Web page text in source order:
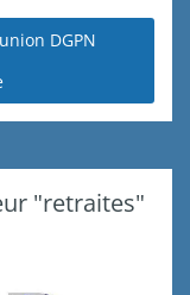
DGPN
"retraites"